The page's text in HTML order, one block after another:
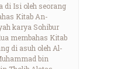
di Isi oleh seorang
Kitab An-
karya Sohibur
membahas Kitab
di asuh oleh Al-
bin